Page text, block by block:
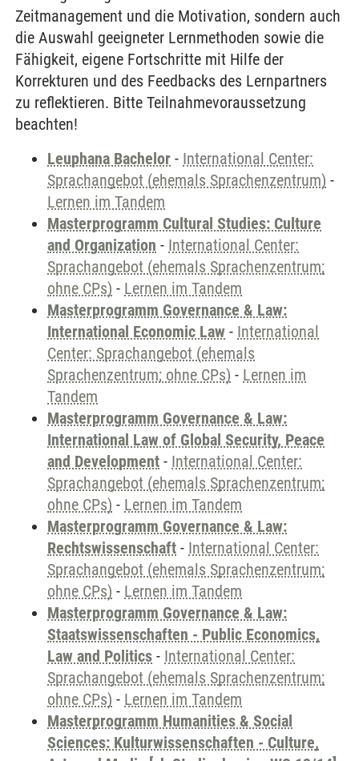
Zeitmanagement und die Motivation, sondern auch
die Auswahl geeigneter Lernmethoden sowie die
Fähigkeit, eigene Fortschritte mit Hilfe der
Korrekturen und des Feedbacks des Lernpartners
zu reflektieren. Bitte Teilnahmevoraussetzung
beachten!
Leuphana Bachelor - International Center:
Sprachangebot (ehemals Sprachenzentrum) -
Lernen im Tandem
Masterprogramm Cultural Studies: Culture
and Organization - International Center:
Sprachangebot (ehemals Sprachenzentrum;
ohne CPs) - Lernen im Tandem
Masterprogramm Governance & Law:
International Economic Law - International
Center: Sprachangebot (ehemals
Sprachenzentrum; ohne CPs) - Lernen im
Tandem
Masterprogramm Governance & Law:
International Law of Global Security, Peace
and Development - International Center:
Sprachangebot (ehemals Sprachenzentrum;
ohne CPs) - Lernen im Tandem
Masterprogramm Governance & Law:
Rechtswissenschaft - International Center:
Sprachangebot (ehemals Sprachenzentrum;
ohne CPs) - Lernen im Tandem
Masterprogramm Governance & Law:
Staatswissenschaften - Public Economics,
Law and Politics - International Center:
Sprachangebot (ehemals Sprachenzentrum;
ohne CPs) - Lernen im Tandem
Masterprogramm Humanities & Social
Sciences: Kulturwissenschaften - Culture,